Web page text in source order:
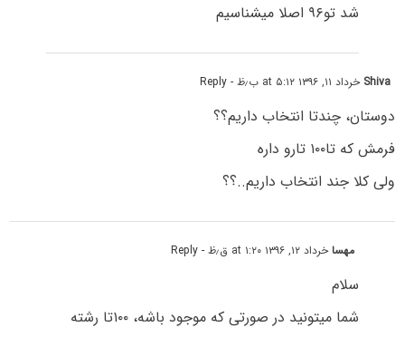
شد تو۹۶ اصلا میشناسیم
Shiva خرداد ۱۱, ۱۳۹۶ at ۵:۱۲ ب٫ظ - Reply
دوستان، چندتا انتخاب داریم؟؟
فرمش که تا۱۰۰ تارو داره
ولی کلا جند انتخاب داریم..؟؟
مهساخرداد ۱۲, ۱۳۹۶ at ۱:۲۰ ق٫ظ - Reply
سلام
شما میتونید در صورتی که موجود باشه، ۱۰۰تا رشته